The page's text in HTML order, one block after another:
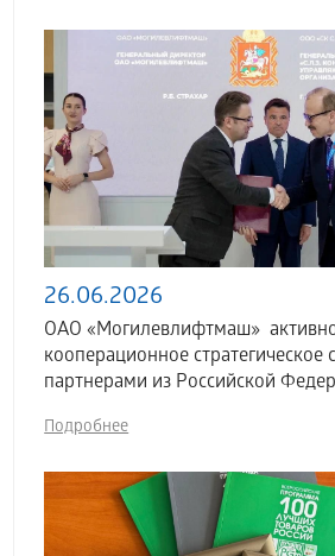
26.06.2026
ОАО «Могилевлифтмаш»
кооперационное стратегическое
партнерами из Российской
Подробнее